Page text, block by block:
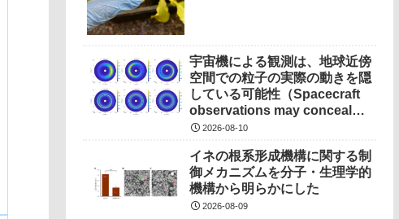
宇宙機による観測は、地球近傍
空間での粒子の実際の動きを隠
している可能性（Spacecraft
observations may conceal
how particles really move
2026-08-10
イネの根系形成機構に関する制
御メカニズムを分子・生理学的
機構から明らかにした
2026-08-09